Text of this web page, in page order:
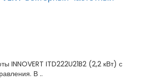
INNOVERT ITD222U21B2 (2,2 кВт) с
В ..